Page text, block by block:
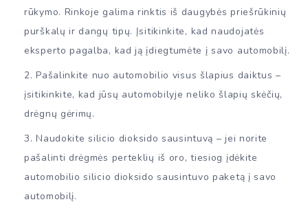
rūkymo. Rinkoje galima rinktis iš daugybės priešrūkinių
purškalų ir dangų tipų. Įsitikinkite, kad naudojatės
eksperto pagalba, kad ją įdiegtumėte į savo automobilį.
Pašalinkite nuo automobilio visus šlapius daiktus –
įsitikinkite, kad jūsų automobilyje neliko šlapių skėčių,
drėgnų gėrimų.
Naudokite silicio dioksido sausintuvą – jei norite
pašalinti drėgmės perteklių iš oro, tiesiog įdėkite
automobilio silicio dioksido sausintuvo paketą į savo
automobilį.